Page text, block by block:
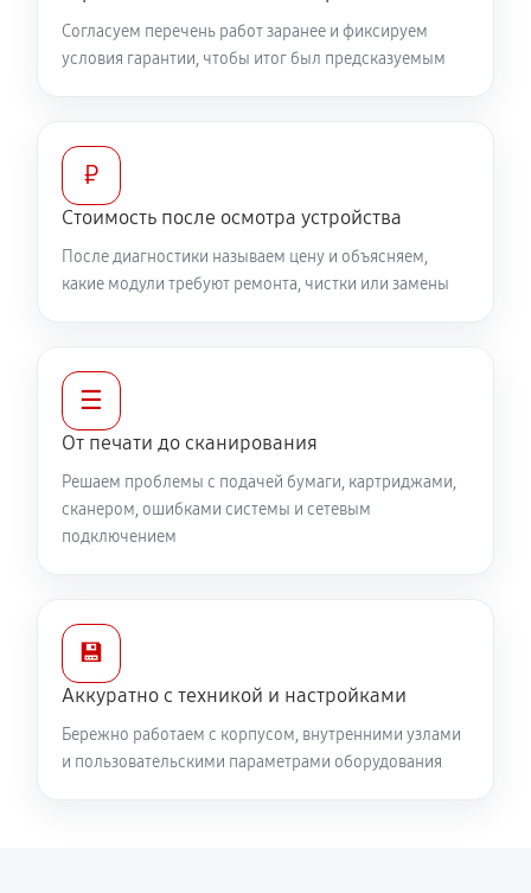
Согласуем перечень работ заранее и фиксируем
условия гарантии, чтобы итог был предсказуемым
₽
Стоимость после осмотра устройства
После диагностики называем цену и объясняем,
какие модули требуют ремонта, чистки или замены
☰
От печати до сканирования
Решаем проблемы с подачей бумаги, картриджами,
сканером, ошибками системы и сетевым
подключением
💾
Аккуратно с техникой и настройками
Бережно работаем с корпусом, внутренними узлами
и пользовательскими параметрами оборудования